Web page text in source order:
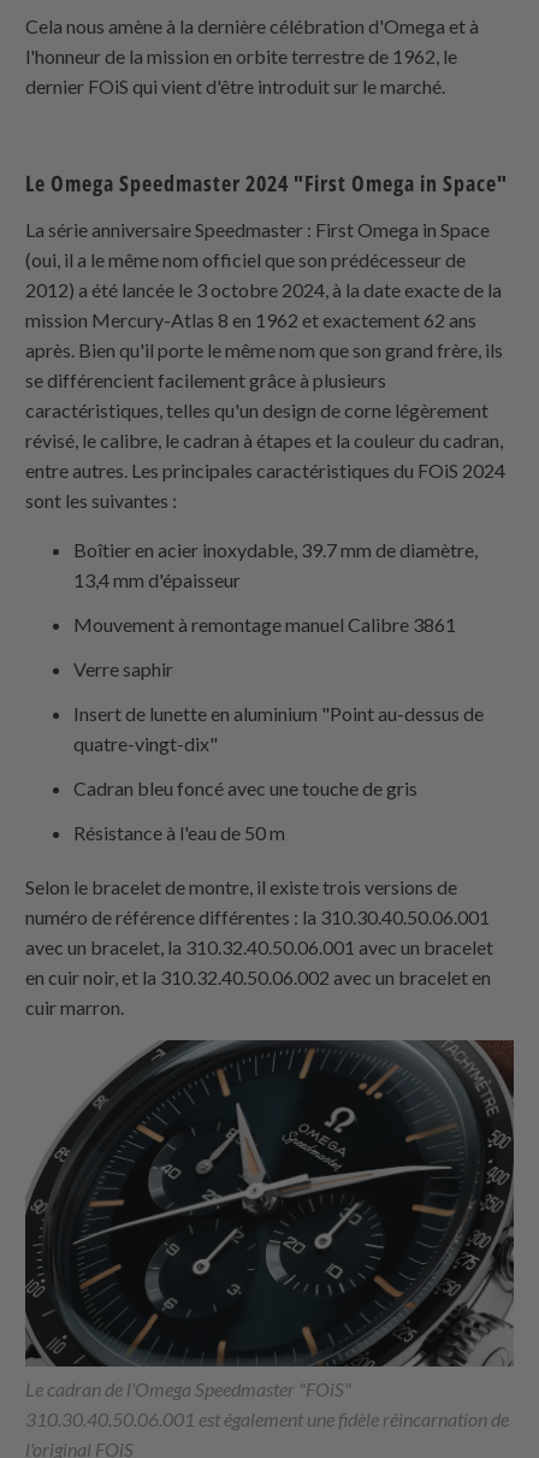
Cela nous amène à la dernière célébration d'Omega et à
l'honneur de la mission en orbite terrestre de 1962, le
dernier FOiS qui vient d'être introduit sur le marché.
Le Omega Speedmaster 2024 "First Omega in Space"
La série anniversaire Speedmaster : First Omega in Space
(oui, il a le même nom officiel que son prédécesseur de
2012) a été lancée le 3 octobre 2024, à la date exacte de la
mission Mercury-Atlas 8 en 1962 et exactement 62 ans
après. Bien qu'il porte le même nom que son grand frère, ils
se différencient facilement grâce à plusieurs
caractéristiques, telles qu'un design de corne légèrement
révisé, le calibre, le cadran à étapes et la couleur du cadran,
entre autres. Les principales caractéristiques du FOiS 2024
sont les suivantes :
Boîtier en acier inoxydable, 39.7 mm de diamètre,
13,4 mm d'épaisseur
Mouvement à remontage manuel Calibre 3861
Verre saphir
Insert de lunette en aluminium "Point au-dessus de
quatre-vingt-dix"
Cadran bleu foncé avec une touche de gris
Résistance à l'eau de 50 m
Selon le bracelet de montre, il existe trois versions de
numéro de référence différentes : la 310.30.40.50.06.001
avec un bracelet, la 310.32.40.50.06.001 avec un bracelet
en cuir noir, et la 310.32.40.50.06.002 avec un bracelet en
cuir marron.
Le cadran de l'Omega Speedmaster "FOiS"
310.30.40.50.06.001 est également une fidèle réincarnation de
l'original FOiS